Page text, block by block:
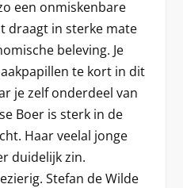
een onmiskenbare
draagt in sterke mate
beleving. Je
te kort in dit
je zelf onderdeel van
Boer is sterk in de
Haar veelal jonge
duidelijk zin.
Stefan de Wilde